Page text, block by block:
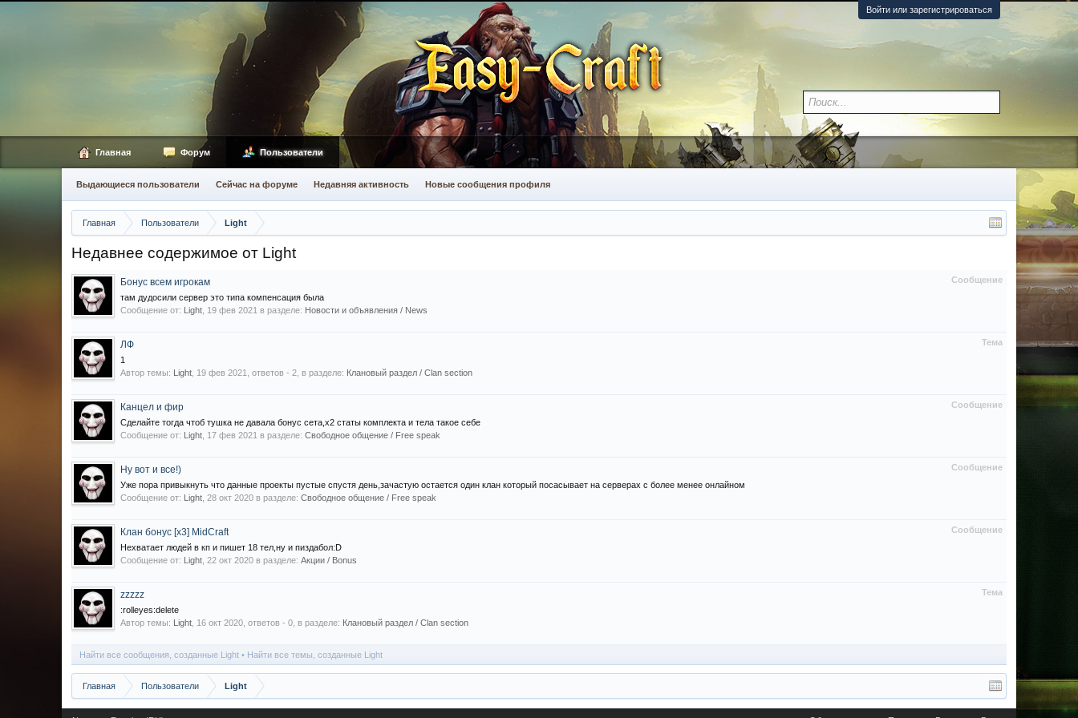
Войти или зарегистрироваться
Главная Пользователи Light
Недавнее содержимое от Light
Сообщение
Бонус всем игрокам
там дудосили сервер это типа компенсация была
Сообщение от: Light 19 фев 2021 в разделе: Новости и объявления / News
Тема
ЛФ
1
Автор темы: Light 19 фев 2021 , ответов - 2, в разделе: Клановый раздел / Сlan section
Сообщение
Канцел и фир
Сделайте тогда чтоб тушка не давала бонус сета,х2 статы комплекта и тела такое себе
Сообщение от: Light 17 фев 2021 в разделе: Свободное общение / Free speak
Сообщение
Ну вот и все!)
Уже пора привыкнуть что данные проекты пустые спустя день,зачастую остается один клан который посасывает на серверах с более менее онлайном
Сообщение от: Light 28 окт 2020 в разделе: Свободное общение / Free speak
Сообщение
Клан бонус [x3] MidCraft
Нехватает людей в кп и пишет 18 тел,ну и пиздабол:D
Сообщение от: Light 22 окт 2020 в разделе: Акции / Bonus
Тема
zzzzz
:rolleyes:delete
Автор темы: Light 16 окт 2020 , ответов - 0, в разделе: Клановый раздел / Сlan section
Найти все сообщения, созданные Light Найти все темы, созданные Light
Главная Пользователи Light
Главная Форум Пользователи
Выдающиеся пользователи Сейчас на форуме Недавняя активность Новые сообщения профиля